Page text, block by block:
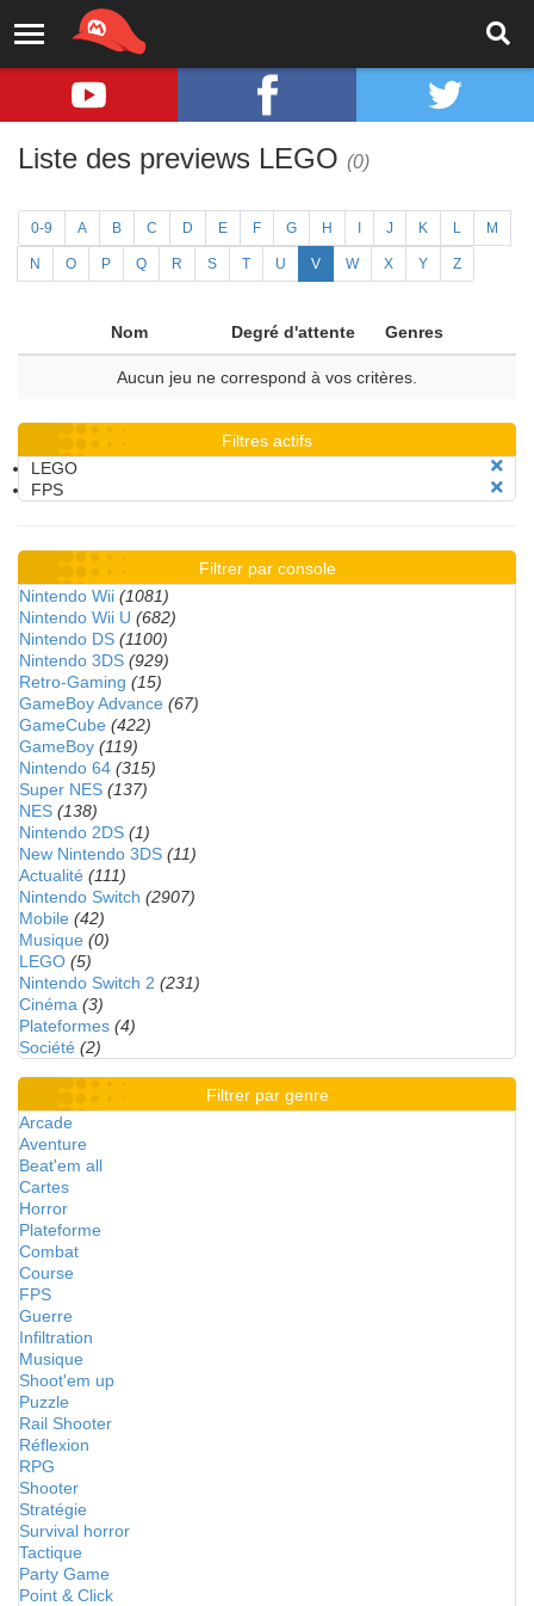
Liste des previews LEGO (0)
0-9 A B C D E F G H J K L M
N O P Q R S T U V W X Y Z
Nom Degré d'attente Genres
Aucun jeu ne correspond à vos critères.
Filtres actifs
LEGO
FPS
Filtrer par console
Nintendo Wii (1081)
Nintendo Wii U (682)
Nintendo DS (1100)
Nintendo 3DS (929)
Retro-Gaming (15)
GameBoy Advance (67)
GameCube (422)
GameBoy (119)
Nintendo 64 (315)
Super NES (137)
NES (138)
Nintendo 2DS (1)
New Nintendo 3DS (11)
Actualité (111)
Nintendo Switch (2907)
Mobile (42)
Musique (0)
LEGO (5)
Nintendo Switch 2 (231)
Cinéma (3)
Plateformes (4)
Société (2)
Filtrer par genre
Arcade
Aventure
Beat'em all
Cartes
Horror
Plateforme
Combat
Course
FPS
Guerre
Infiltration
Musique
Shoot'em up
Puzzle
Rail Shooter
Réflexion
RPG
Shooter
Stratégie
Survival horror
Tactique
Party Game
Point & Click